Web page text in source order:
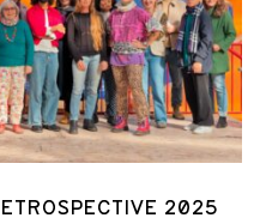
2025